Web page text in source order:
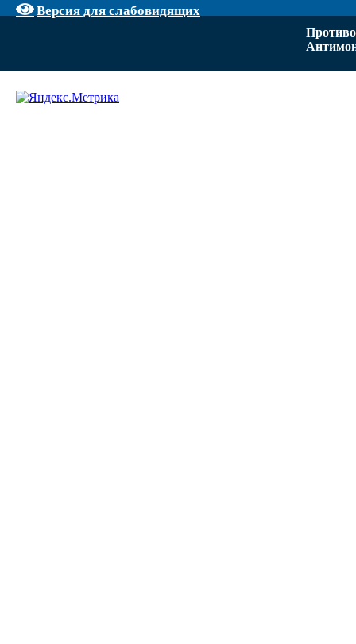
Версия для слабовидящих